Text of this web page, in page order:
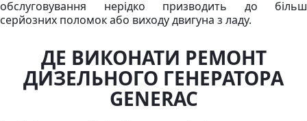
обслуговування нерідко призводить до більш
серйозних поломок або виходу двигуна з ладу.
ДЕ ВИКОНАТИ РЕМОНТ
ДИЗЕЛЬНОГО ГЕНЕРАТОРА
GENERAC